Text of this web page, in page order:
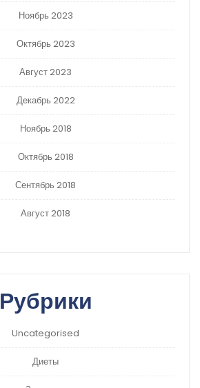
Ноябрь 2023
Октябрь 2023
Август 2023
Декабрь 2022
Ноябрь 2018
Октябрь 2018
Сентябрь 2018
Август 2018
Рубрики
Uncategorised
Диеты